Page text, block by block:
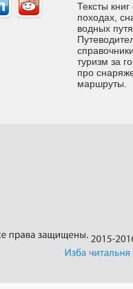
Тексты
походах,
водных
туризм за
про
маршруты.